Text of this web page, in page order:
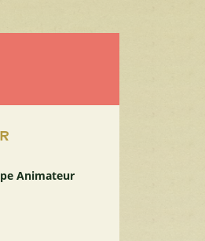
Animateur